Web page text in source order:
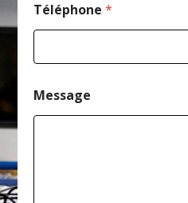
Téléphone *
Message